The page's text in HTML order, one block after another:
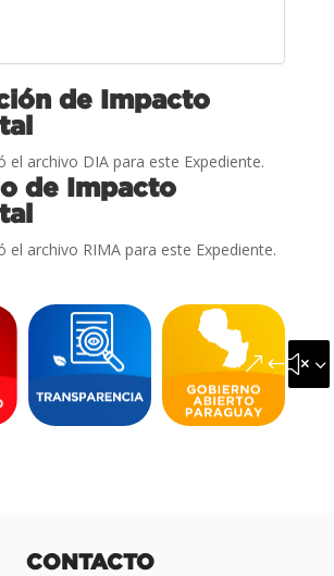
de Impacto
el archivo DIA para este Expediente.
de Impacto
el archivo RIMA para este Expediente.
CONTACTO